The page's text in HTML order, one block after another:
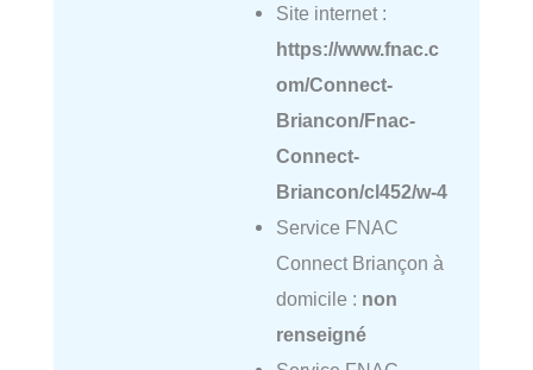
Site internet :
https://www.fnac.c
om/Connect-
Briancon/Fnac-
Connect-
Briancon/cl452/w-4
Service FNAC
Connect Briançon à
domicile : non
renseigné